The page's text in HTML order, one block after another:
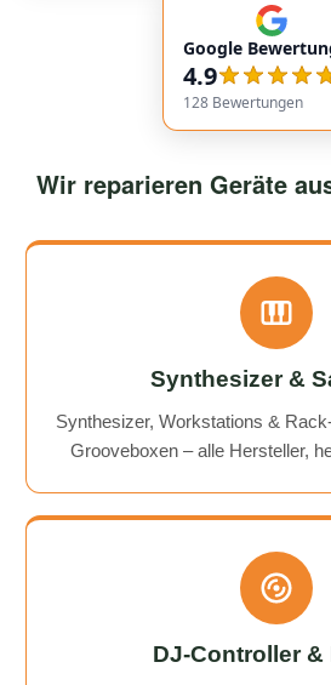
communication. Responses came
service overall was extremely
Highly
Google
4.9
128 Bewertungen
Wir reparieren Geräte
Synthesizer &
Synthesizer, Workstations &
Grooveboxen – alle Hersteller,
DJ-Controller &